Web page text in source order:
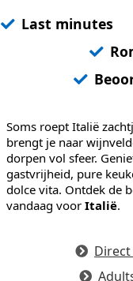
Last minutes
Soms roept Italië
brengt je naar
dorpen vol sfeer.
gastvrijheid, pure
dolce vita. Ontdek de
vandaag voor Italië.